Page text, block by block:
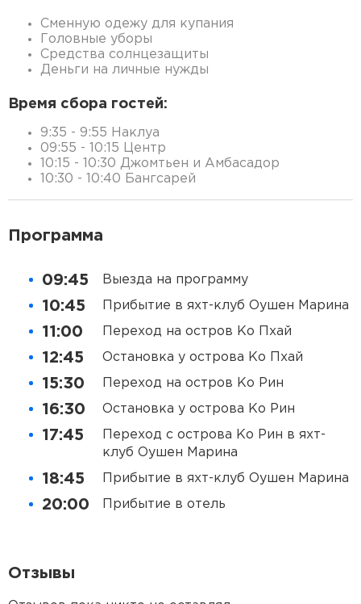
Сменную одежу для купания
Головные уборы
Средства солнцезащиты
Деньги на личные нужды
Время сбора гостей:
9:35 - 9:55 Наклуа
09:55 - 10:15 Центр
10:15 - 10:30 Джомтьен и Амбасадор
10:30 - 10:40 Бангсарей
Программа
09:45 Выезда на программу
10:45 Прибытие в яхт-клуб Оушен Марина
11:00 Переход на остров Ко Пхай
12:45 Остановка у острова Ко Пхай
15:30 Переход на остров Ко Рин
16:30 Остановка у острова Ко Рин
17:45
Переход с острова Ко Рин в яхт-
клуб Оушен Марина
18:45 Прибытие в яхт-клуб Оушен Марина
20:00 Прибытие в отель
Отзывы